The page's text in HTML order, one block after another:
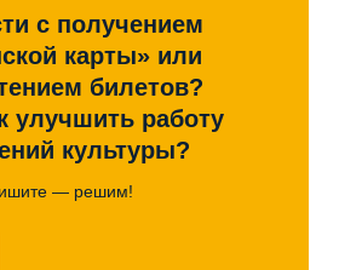
с получением
карты» или
билетов?
улучшить работу
культуры?
— решим!